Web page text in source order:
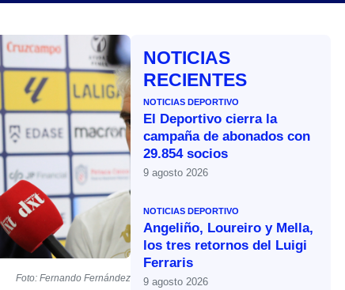
Foto: Fernando Fernández
NOTICIAS
RECIENTES
NOTICIAS DEPORTIVO
El Deportivo cierra la
campaña de abonados con
29.854 socios
9 agosto 2026
NOTICIAS DEPORTIVO
Angeliño, Loureiro y Mella,
los tres retornos del Luigi
Ferraris
9 agosto 2026